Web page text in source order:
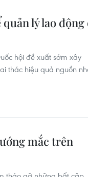
lý lao động
hội đề xuất sớm xây
thác hiệu quả nguồn
mắc trên